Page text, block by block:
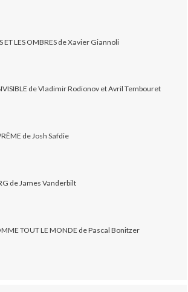
ET LES OMBRES de Xavier Giannoli
de Vladimir Rodionov et Avril Tembouret
de Josh Safdie
de James Vanderbilt
TOUT LE MONDE de Pascal Bonitzer